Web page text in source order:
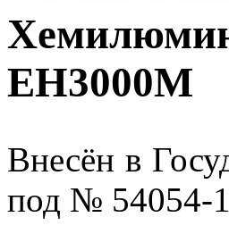
ЕН3000М
Внесён в
под № 54054-